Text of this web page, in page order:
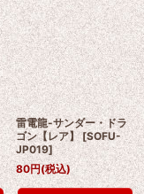
雷電龍-サンダー・ドラ
ゴン【レア】 [SOFU-
JP019]
80円(税込)